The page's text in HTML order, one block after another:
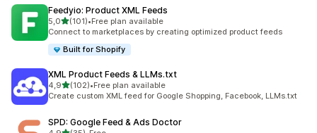
Feedyio: Product XML Feeds
5,0stelle su 5
(101)
101 recensioni totali
•Free plan available
Connect to marketplaces by creating optimized product feeds
Built for Shopify
XML Product Feeds & LLMs.txt
4,9stelle su 5
(102)
102 recensioni totali
•Free plan available
Create custom XML feed for Google Shopping, Facebook, LLMs.txt
SPD: Google Feed & Ads Doctor